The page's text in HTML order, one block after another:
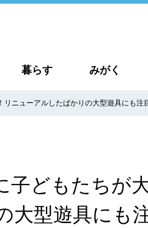
暮らす みがく
リニューアルしたばかりの大型遊具にも注
子どもたちが
大型遊具にも